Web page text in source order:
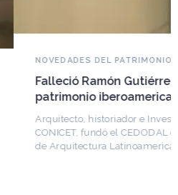
guardián del
Superior del
e impulsó los Seminarios
Publicó más de